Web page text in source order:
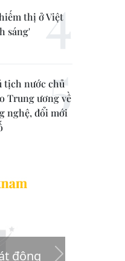
thị ở Việt
sáng'
tịch nước chủ
Trung ương về
nghệ, đổi mới